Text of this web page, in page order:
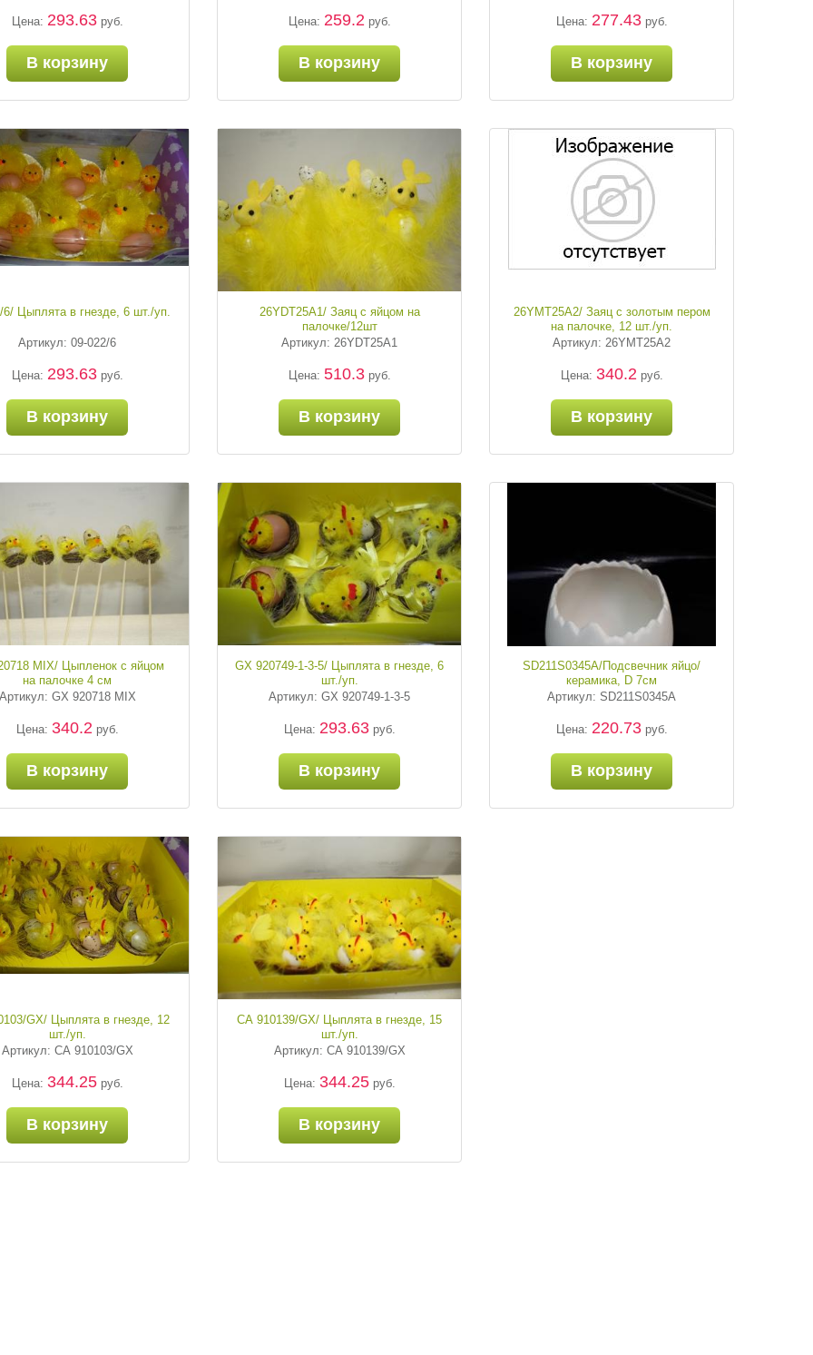
Цена: 293.63руб.
В корзину
Цена: 259.2руб.
В корзину
Цена: 277.43руб.
В корзину
6/ Цыплята в гнезде, 6 шт./уп.
Артикул: 09-022/6
Цена: 293.63руб.
В корзину
26YDT25A1/ Заяц с яйцом на
палочке/12шт
Артикул: 26YDT25A1
Цена: 510.3руб.
В корзину
26YMT25A2/ Заяц с золотым пером
на палочке, 12 шт./уп.
Артикул: 26YMT25A2
Цена: 340.2руб.
В корзину
MIX/ Цыпленок с яйцом
на палочке 4 см
Артикул: GX 920718 MIX
Цена: 340.2руб.
В корзину
GX 920749-1-3-5/ Цыплята в гнезде, 6
шт./уп.
Артикул: GX 920749-1-3-5
Цена: 293.63руб.
В корзину
SD211S0345A/Подсвечник яйцо/
керамика, D 7см
Артикул: SD211S0345A
Цена: 220.73руб.
В корзину
GX/ Цыплята в гнезде, 12
шт./уп.
Артикул: СА 910103/GX
Цена: 344.25руб.
В корзину
СА 910139/GX/ Цыплята в гнезде, 15
шт./уп.
Артикул: СА 910139/GX
Цена: 344.25руб.
В корзину